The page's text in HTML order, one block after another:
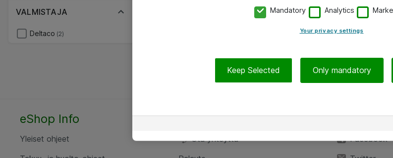
VALMISTAJA
Deltaco (2)
Hinnat eivät sisällä arvonlisäveroa
eShop Info
Yleiset ohjeet
Yhteystiedot
Ota yhteyttä
Seuraa
Facebook
Mandatory Analytics
Your privacy settings
Keep Selected Only mandatory